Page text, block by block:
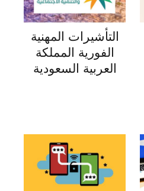
التأشيرات المهنية
الفورية المملكة
العربية السعودية